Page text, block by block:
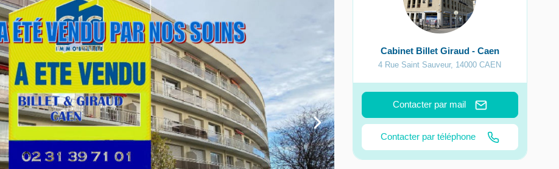
Cabinet Billet Giraud - Caen
4 Rue Saint Sauveur, 14000 CAEN
Contacter par mail
Contacter par téléphone